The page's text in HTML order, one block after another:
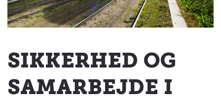
SIKKERHED OG
SAMARBEJDE I